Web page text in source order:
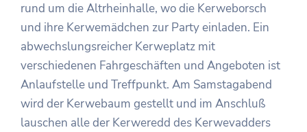
rund um die Altrheinhalle, wo die Kerweborsch
und ihre Kerwemädchen zur Party einladen. Ein
abwechslungsreicher Kerweplatz mit
verschiedenen Fahrgeschäften und Angeboten ist
Anlaufstelle und Treffpunkt. Am Samstagabend
wird der Kerwebaum gestellt und im Anschluß
lauschen alle der Kerweredd des Kerwevadders